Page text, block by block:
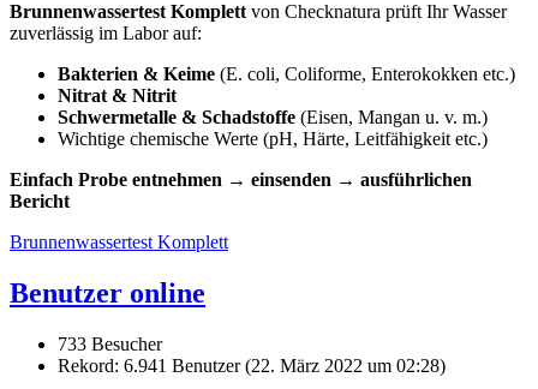
Brunnenwassertest Komplettvon Checknatura prüft Ihr Wasser
zuverlässig im Labor auf:
Bakterien & Keime (E. coli, Coliforme, Enterokokken etc.)
Nitrat & Nitrit
Schwermetalle & Schadstoffe (Eisen, Mangan u. v. m.)
Wichtige chemische Werte (pH, Härte, Leitfähigkeit etc.)
Einfach Probe entnehmen → einsenden → ausführlichen
Bericht
Brunnenwassertest Komplett
Benutzer online
733 Besucher
Rekord: 6.941 Benutzer (22. März 2022 um 02:28)